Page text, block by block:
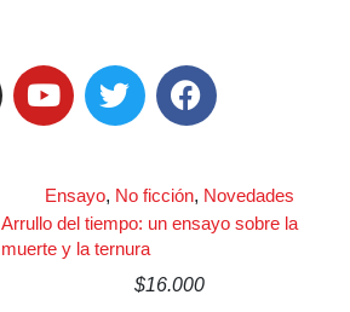
Ensayo, No ficción, Novedades
Arrullo del tiempo: un ensayo sobre la
muerte y la ternura
$16.000